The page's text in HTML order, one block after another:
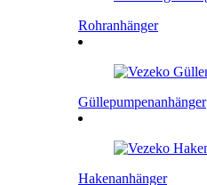
Rohranhänger
Güllepumpenanhänger
Hakenanhänger